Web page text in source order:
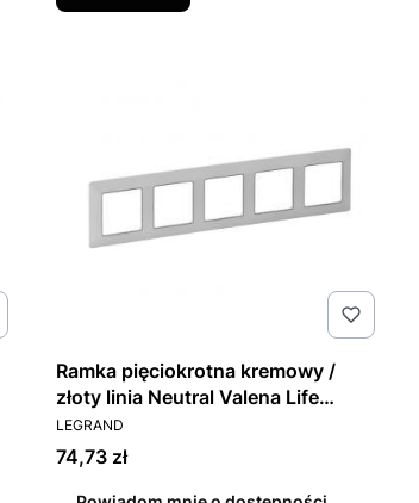
Ramka pięciokrotna kremowy /
złoty linia Neutral Valena Life
754065
PRODUCENT
LEGRAND
Cena
74,73 zł